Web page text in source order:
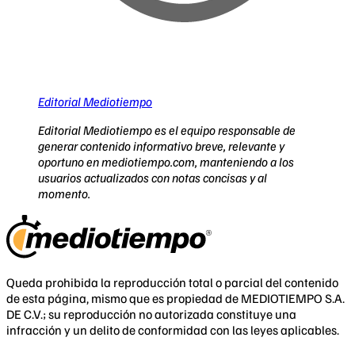
Editorial Mediotiempo
Editorial Mediotiempo es el equipo responsable de
generar contenido informativo breve, relevante y
oportuno en mediotiempo.com, manteniendo a los
usuarios actualizados con notas concisas y al
momento.
Queda prohibida la reproducción total o parcial del contenido
de esta página, mismo que es propiedad de MEDIOTIEMPO S.A.
DE C.V.; su reproducción no autorizada constituye una
infracción y un delito de conformidad con las leyes aplicables.